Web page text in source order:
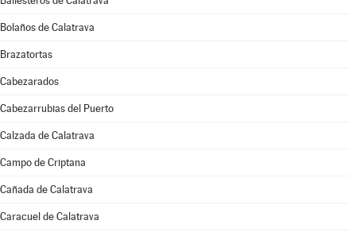
Bolaños de Calatrava
Brazatortas
Cabezarados
Cabezarrubias del Puerto
Calzada de Calatrava
Campo de Criptana
Cañada de Calatrava
Caracuel de Calatrava